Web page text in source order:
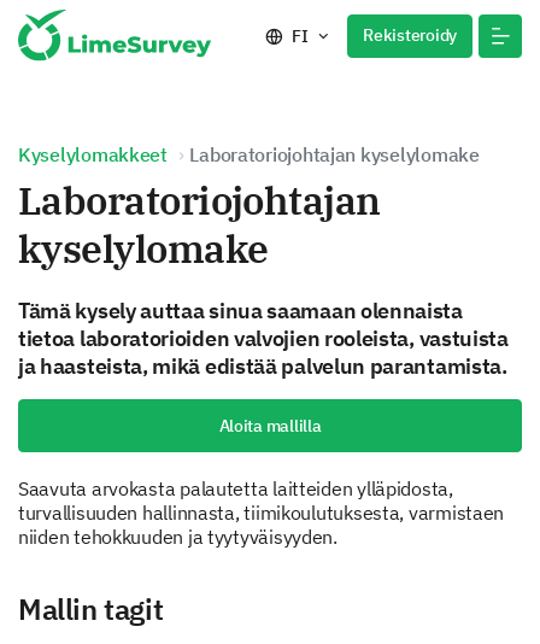
FI Rekisteroidy
Kyselylomakkeet Laboratoriojohtajan kyselylomake
Laboratoriojohtajan
kyselylomake
Tämä kysely auttaa sinua saamaan olennaista
tietoa laboratorioiden valvojien rooleista, vastuista
ja haasteista, mikä edistää palvelun parantamista.
Aloita mallilla
Saavuta arvokasta palautetta laitteiden ylläpidosta,
turvallisuuden hallinnasta, tiimikoulutuksesta, varmistaen
niiden tehokkuuden ja tyytyväisyyden.
Mallin tagit